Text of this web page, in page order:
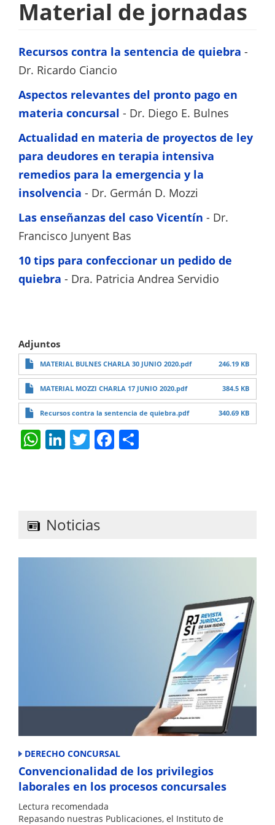
/
Institutos
/
Derecho
Concursal
Material de jornadas
Recursos contra la sentencia de quiebra -
Dr. Ricardo Ciancio
Aspectos relevantes del pronto pago en
materia concursal - Dr. Diego E. Bulnes
Actualidad en materia de proyectos de ley
para deudores en terapia intensiva
remedios para la emergencia y la
insolvencia - Dr. Germán D. Mozzi
Las enseñanzas del caso Vicentín - Dr.
Francisco Junyent Bas
10 tips para confeccionar un pedido de
quiebra - Dra. Patricia Andrea Servidio
Adjuntos
MATERIAL BULNES CHARLA 30 JUNIO 2020.pdf 246.19 KB
MATERIAL MOZZI CHARLA 17 JUNIO 2020.pdf 384.5 KB
Recursos contra la sentencia de quiebra.pdf 340.69 KB
W
h
A
p
p
Li
n
dI
n
T
w
F
a
o
Noticias
DERECHO CONCURSAL
Convencionalidad de los privilegios
laborales en los procesos concursales
Lectura recomendada
Repasando nuestras Publicaciones, el Instituto de